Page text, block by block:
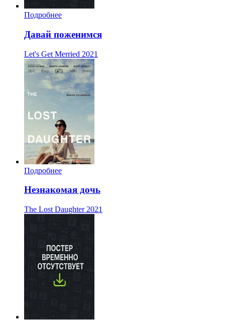
Подробнее
Давай поженимся
Let's Get Merried 2021
Подробнее
Незнакомая дочь
The Lost Daughter 2021